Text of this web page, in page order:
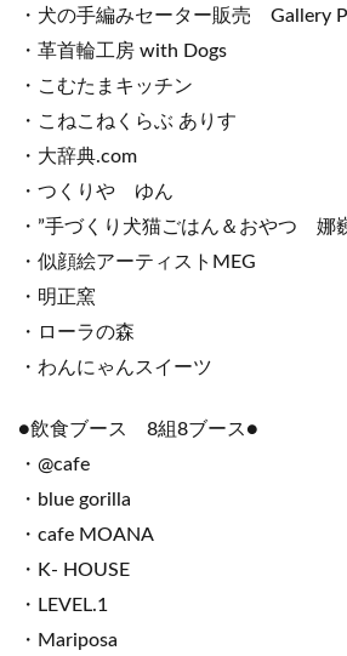
・犬の手編みセーター販売 Gallery
・革首輪工房 with Dogs
・こむたまキッチン
・こねこねくらぶ ありす
・大辞典.com
・つくりや ゆん
・”手づくり犬猫ごはん＆おやつ
・似顔絵アーティストMEG
・明正窯
・ローラの森
・わんにゃんスイーツ
●飲食ブース 8組8ブース●
・@cafe
・blue gorilla
・cafe MOANA
・K- HOUSE
・LEVEL.1
・Mariposa